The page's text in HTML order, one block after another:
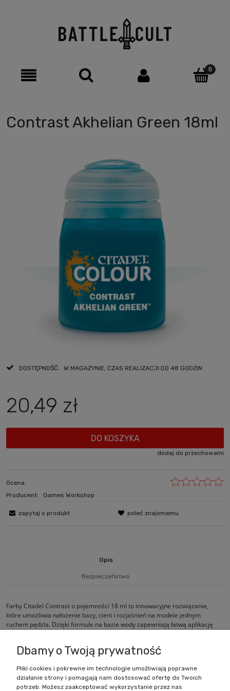
Contrast Akhelian Green 18ml
DOSTĘPNOŚĆ: W MAGAZYNIE, CZAS REALIZACJI DO 48 GODZIN
20,49 zł
DO KOSZYKA
dodaj do przechowalni
Ocena:
Producent:
Games Workshop
zapytaj o produkt poleć znajomemu
Opis
Bezpieczeństwo
Farby Citadel Contrast o pojemności 18 ml to innowacyjne rozwiązanie,
które umożliwia nałożenie bazy, cieni i rozjaśnień na modele jednym
ruchem pędzla. Dzięki formule na bazie wody zapewniają łatwą aplikację
Zakupy
Dbamy o Twoją prywatność
Pliki cookies i pokrewne im technologie umożliwiają poprawne
działanie strony i pomagają nam dostosować ofertę do Twoich
potrzeb. Możesz zaakceptować wykorzystanie przez nas